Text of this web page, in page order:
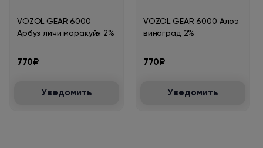
VOZOL GEAR 6000
Арбуз личи маракуйя 2%
770₽
Уведомить
VOZOL GEAR 6000 Алоэ
виноград 2%
770₽
Уведомить